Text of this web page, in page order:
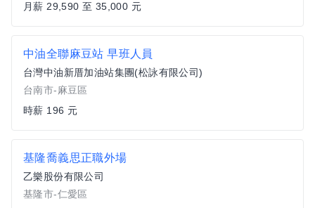
月薪 29,590 至 35,000 元
中油全聯麻豆站 早班人員
台灣中油新厝加油站集團(松詠有限公司)
台南市-麻豆區
時薪 196 元
基隆喬義思正職外場
乙樂股份有限公司
基隆市-仁愛區